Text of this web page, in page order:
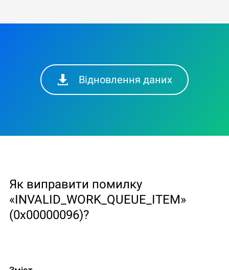
Відновлення даних
Як виправити помилку
«INVALID_WORK_QUEUE_ITEM»
(0x00000096)?